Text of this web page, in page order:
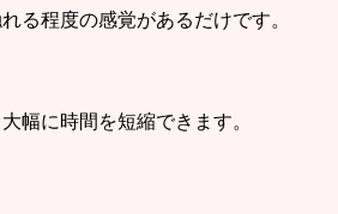
る程度の感覚があるだけです。
幅に時間を短縮できます。